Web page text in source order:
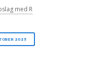
med R
2025